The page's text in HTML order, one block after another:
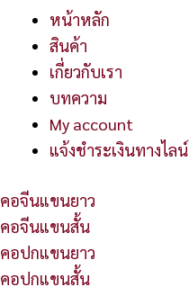
หน้าหลัก
สินค้า
เกี่ยวกับเรา
บทความ
My account
แจ้งชำระเงินทางไลน์
คอจีนแขนยาว
คอจีนแขนสั้น
คอปกแขนยาว
คอปกแขนสั้น